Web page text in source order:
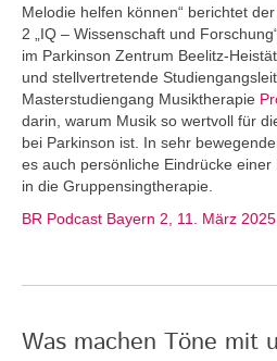
Melodie helfen können“ berichtet
2 „IQ – Wissenschaft und
im Parkinson Zentrum Beelitz-
und stellvertretende
Masterstudiengang Musiktherapie
darin, warum Musik so wertvoll für
bei Parkinson ist. In sehr
es auch persönliche Eindrücke einer
in die Gruppensingtherapie.
BR Podcast Bayern 2, 11. März 2025
Was machen Töne mit